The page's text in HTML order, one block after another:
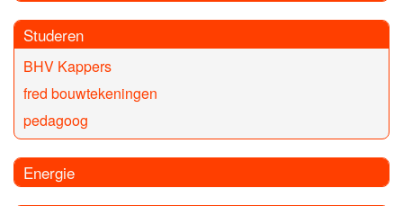
Studeren
BHV Kappers
fred bouwtekeningen
pedagoog
Energie